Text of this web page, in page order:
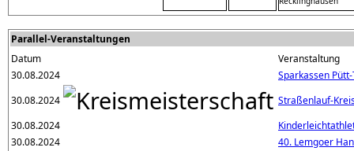
Parallel-Veranstaltungen
Datum
Veranstaltung
30.08.2024
Sparkassen
30.08.2024
Straßenlauf-
30.08.2024
30.08.2024
40. Lemgoer